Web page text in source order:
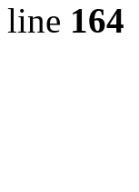
line 164